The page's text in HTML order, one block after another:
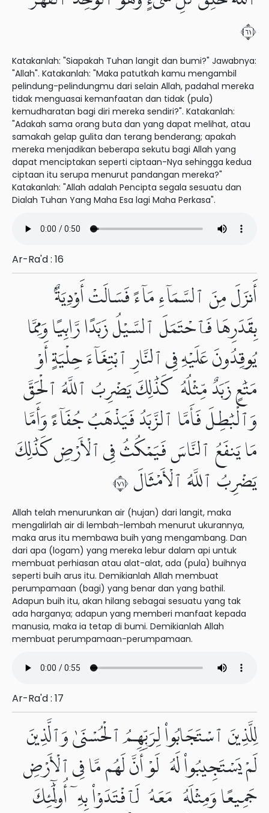
١٦
Katakanlah: "Siapakah Tuhan langit dan bumi?" Jawabnya:
"Allah". Katakanlah: "Maka patutkah kamu mengambil
pelindung-pelindungmu dari selain Allah, padahal mereka
tidak menguasai kemanfaatan dan tidak (pula)
kemudharatan bagi diri mereka sendiri?". Katakanlah:
"Adakah sama orang buta dan yang dapat melihat, atau
samakah gelap gulita dan terang benderang; apakah
mereka menjadikan beberapa sekutu bagi Allah yang
dapat menciptakan seperti ciptaan-Nya sehingga kedua
ciptaan itu serupa menurut pandangan mereka?"
Katakanlah: "Allah adalah Pencipta segala sesuatu dan
Dialah Tuhan Yang Maha Esa lagi Maha Perkasa".
Ar-Ra'd : 16
أَنزَلَ مِنَ ٱلسَّمَآءِ مَآءً فَسَالَتْ أَوْدِيَةٌۢ
بِقَدَرِهَا فَٱحْتَمَلَ ٱلسَّيْلُ زَبَدًا رَّابِيًا وَمِمَّا
يُوقِدُونَ عَلَيْهِ فِى ٱلنَّارِ ٱبْتِغَآءَ حِلْيَةٍ أَوْ
مَتَٰعٍ زَبَدٌ مِّثْلُهُۥ كَذَٰلِكَ يَضْرِبُ ٱللَّهُ ٱلْحَقَّ
وَٱلْبَٰطِلَ فَأَمَّا ٱلزَّبَدُ فَيَذْهَبُ جُفَآءً وَأَمَّا
مَا يَنفَعُ ٱلنَّاسَ فَيَمْكُثُ فِى ٱلْأَرْضِ كَذَٰلِكَ
يَضْرِبُ ٱللَّهُ ٱلْأَمْثَالَ ١٧
Allah telah menurunkan air (hujan) dari langit, maka
mengalirlah air di lembah-lembah menurut ukurannya,
maka arus itu membawa buih yang mengambang. Dan
dari apa (logam) yang mereka lebur dalam api untuk
membuat perhiasan atau alat-alat, ada (pula) buihnya
seperti buih arus itu. Demikianlah Allah membuat
perumpamaan (bagi) yang benar dan yang bathil.
Adapun buih itu, akan hilang sebagai sesuatu yang tak
ada harganya; adapun yang memberi manfaat kepada
manusia, maka ia tetap di bumi. Demikianlah Allah
membuat perumpamaan-perumpamaan.
Ar-Ra'd : 17
لِلَّذِينَ ٱسْتَجَابُوا۟ لِرَبِّهِمُ ٱلْحُسْنَىٰ وَٱلَّذِينَ
لَمْ يَسْتَجِيبُوا۟ لَهُۥ لَوْ أَنَّ لَهُم مَّا فِى ٱلْأَرْضِ
جَمِيعًا وَمِثْلَهُۥ مَعَهُۥ لَٱفْتَدَوْا۟ بِهِۦٓ أُو۟لَٰٓئِكَ